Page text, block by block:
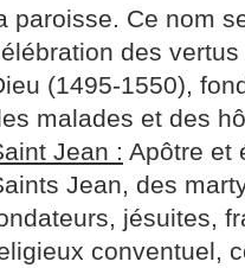
paroisse. Ce nom
des
(1495-1550),
malades et des
Jean : Apôtre et
Jean, des
jésuites,
conventuel,